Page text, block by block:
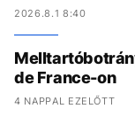
2026.8.1 8:40
de France-on
4 NAPPAL EZELŐTT